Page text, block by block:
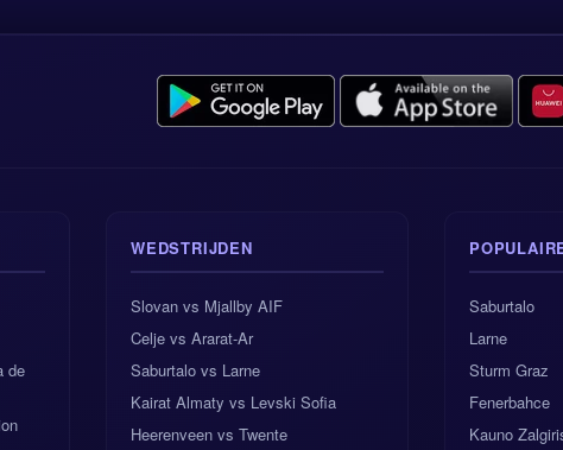
de
WEDSTRIJDEN
Slovan vs Mjallby AIF
Celje vs Ararat-Ar
Saburtalo vs Larne
Kairat Almaty vs Levski Sofia
Heerenveen vs Twente
Saburtalo
Larne
Sturm Graz
Fenerbahce
Kauno